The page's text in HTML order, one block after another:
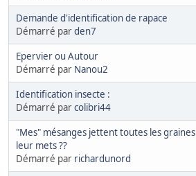
Demande d'identification de rapace
Démarré parden7
Epervier ou Autour
Démarré par Nanou2
Identification insecte :
Démarré parcolibri44
"Mes" mésanges jettent toutes les
leur mets ??
Démarré par richardunord